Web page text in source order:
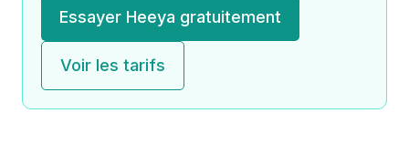
Essayer Heeya gratuitement
Voir les tarifs